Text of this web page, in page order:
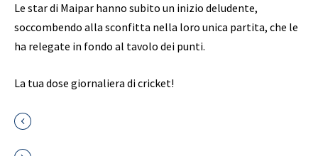
Le star di Maipar hanno subito un inizio deludente,
soccombendo alla sconfitta nella loro unica partita, che le
ha relegate in fondo al tavolo dei punti.
La tua dose giornaliera di cricket!